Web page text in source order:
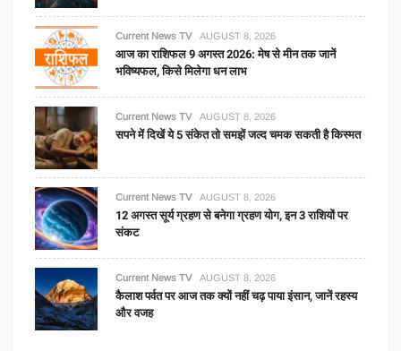
Current News TV AUGUST 8, 2026
आज का राशिफल 9 अगस्त 2026: मेष से मीन तक जानें
भविष्यफल, किसे मिलेगा धन लाभ
Current News TV AUGUST 8, 2026
सपने में दिखें ये 5 संकेत तो समझें जल्द चमक सकती है किस्मत
Current News TV AUGUST 8, 2026
12 अगस्त सूर्य ग्रहण से बनेगा ग्रहण योग, इन 3 राशियों पर
संकट
Current News TV AUGUST 8, 2026
कैलाश पर्वत पर आज तक क्यों नहीं चढ़ पाया इंसान, जानें रहस्य
और वजह